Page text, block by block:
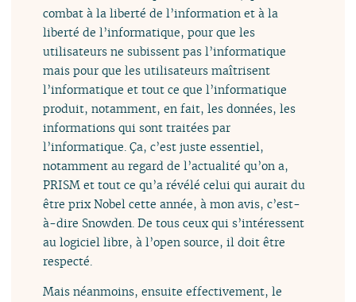
combat à la liberté de l’information et à la
liberté de l’informatique, pour que les
utilisateurs ne subissent pas l’informatique
mais pour que les utilisateurs maîtrisent
l’informatique et tout ce que l’informatique
produit, notamment, en fait, les données, les
informations qui sont traitées par
l’informatique. Ça, c’est juste essentiel,
notamment au regard de l’actualité qu’on a,
PRISM et tout ce qu’a révélé celui qui aurait du
être prix Nobel cette année, à mon avis, c’est-
à-dire Snowden. De tous ceux qui s’intéressent
au logiciel libre, à l’open source, il doit être
respecté.
Mais néanmoins, ensuite effectivement, le